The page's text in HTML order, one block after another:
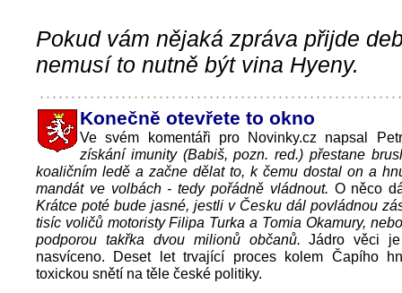
Pokud vám nějaká zpráva přijde
nemusí to nutně být vina Hyeny.
Konečně otevřete to okno
Ve svém komentáři pro Novinky.cz napsal
získání imunity (Babiš, pozn. red.) přestane
koaličním ledě a začne dělat to, k čemu dostal on a
mandát ve volbách - tedy pořádně vládnout. O něco
Krátce poté bude jasné, jestli v Česku dál povládnou
tisíc voličů motoristy Filipa Turka a Tomia Okamury,
podporou takřka dvou milionů občanů. Jádro věci
nasvíceno. Deset let trvající proces kolem Čapího
toxickou snětí na těle české politiky.